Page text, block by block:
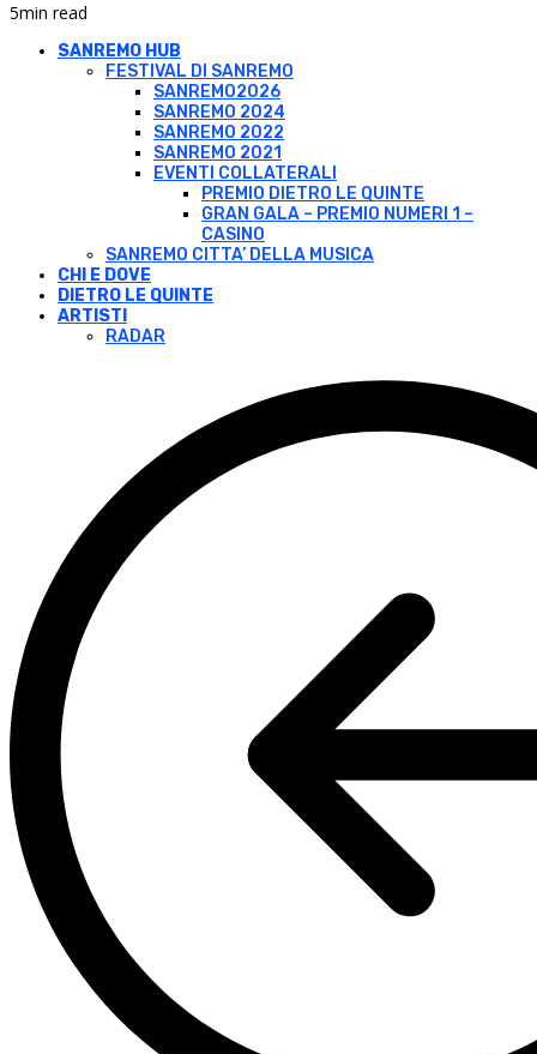
5min read
SANREMO HUB
FESTIVAL DI SANREMO
SANREMO2026
SANREMO 2024
SANREMO 2022
SANREMO 2021
EVENTI COLLATERALI
PREMIO DIETRO LE QUINTE
GRAN GALA – PREMIO NUMERI 1 –
CASINO
SANREMO CITTA’ DELLA MUSICA
CHI E DOVE
DIETRO LE QUINTE
ARTISTI
RADAR